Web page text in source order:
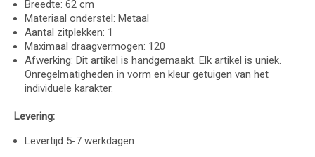
Breedte: 62 cm
Materiaal onderstel: Metaal
Aantal zitplekken: 1
Maximaal draagvermogen: 120
Afwerking: Dit artikel is handgemaakt. Elk artikel is uniek.
Onregelmatigheden in vorm en kleur getuigen van het
individuele karakter.
Levering:
Levertijd 5-7 werkdagen